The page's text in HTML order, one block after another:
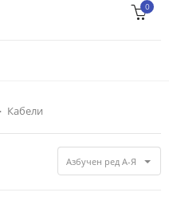
0
Кабели
Азбучен ред А-Я